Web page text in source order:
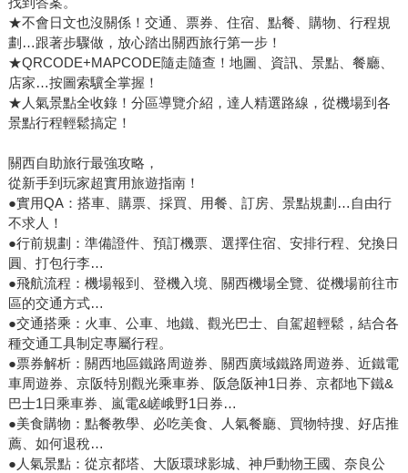
★不會日文也沒關係！交通、票券、住宿、點餐、購物、行程規
劃…跟著步驟做，放心踏出關西旅行第一步！
★QRCODE+MAPCODE隨走隨查！地圖、資訊、景點、餐廳、
店家…按圖索驥全掌握！
★人氣景點全收錄！分區導覽介紹，達人精選路線，從機場到各
景點行程輕鬆搞定！
關西自助旅行最強攻略，
從新手到玩家超實用旅遊指南！
●實用QA：搭車、購票、採買、用餐、訂房、景點規劃…自由行
不求人！
●行前規劃：準備證件、預訂機票、選擇住宿、安排行程、兌換日
圓、打包行李…
●飛航流程：機場報到、登機入境、關西機場全覽、從機場前往市
區的交通方式…
●交通搭乘：火車、公車、地鐵、觀光巴士、自駕超輕鬆，結合各
種交通工具制定專屬行程。
●票券解析：關西地區鐵路周遊券、關西廣域鐵路周遊券、近鐵電
車周遊券、京阪特別觀光乘車券、阪急阪神1日券、京都地下鐵&
巴士1日乘車券、嵐電&嵯峨野1日券…
●美食購物：點餐教學、必吃美食、人氣餐廳、買物特搜、好店推
薦、如何退稅…
●人氣景點：從京都塔、大阪環球影城、神戶動物王國、奈良公